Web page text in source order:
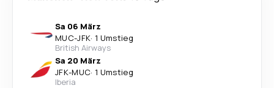
Sa 06 März
MUC-JFK· 1 Umstieg
British Airways
Sa 20 März
JFK-MUC· 1 Umstieg
Iberia